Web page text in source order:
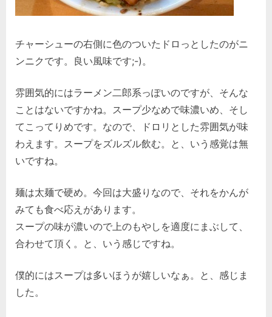
チャーシューの右側に色のついたドロっとしたのがニ
ンニクです。良い風味です;-)。
雰囲気的にはラーメン二郎系っぽいのですが、そんな
ことはないですかね。スープ少なめで味濃いめ、そし
てこってりめです。なので、ドロリとした雰囲気が味
わえます。スープをズルズル飲む。と、いう感覚は無
いですね。
麺は太麺で硬め。今回は大盛りなので、それをかんが
みても食べ応えがあります。
スープの味が濃いので上のもやしを適度にまぶして、
合わせて頂く。と、いう感じですね。
僕的にはスープは多いほうが嬉しいなぁ。と、感じま
した。